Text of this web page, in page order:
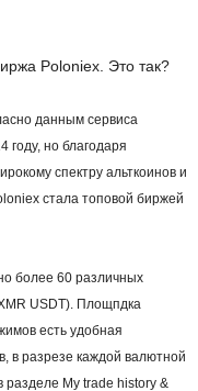
Poloniex. Это так?
данным сервиса
но благодаря
спектру альткоинов и
стала топовой биржей
более 60 различных
USDT). Площпдка
есть удобная
в разрезе каждой валютной
My trade history &